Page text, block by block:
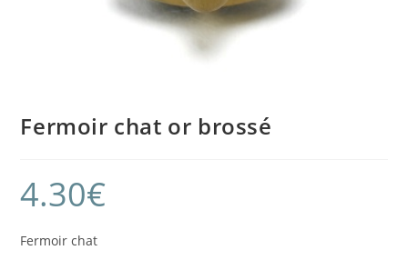
Fermoir chat or brossé
4.30€
Fermoir chat